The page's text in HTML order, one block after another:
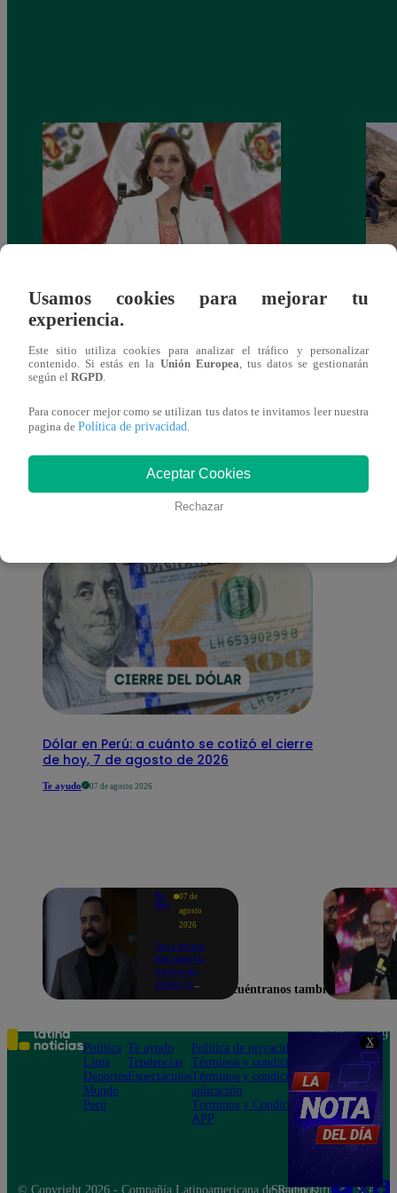
X
Congreso: proponen que el aumento del
salario presidencial se aplique desde 2026
También te puede
interesar
Dólar en Perú: a cuánto se cotizó el cierre
de hoy, 7 de agosto de 2026
Te ayudo 07 de agosto 2026
Yo
Soy
07 de
agosto
2026
"En Latina
me siento
como en
casa, lo
emocionado
por estreno
de Yo Soy
2026
Usamos cookies para mejorar tu
experiencia.
Este sitio utiliza cookies para analizar el tráfico y personalizar
contenido. Si estás en la Unión Europea, tus datos se gestionarán
según el RGPD.
Para conocer mejor como se utilizan tus datos te invitamos leer nuestra
pagina de Política de privacidad.
Aceptar Cookies
Rechazar
Encuéntranos también en
Política
Lima
Deportes
Mundo
Perú
Te ayudo
Tendencias
Espectáculos
Política de privacidad
Términos y condiciones
Términos y condiciones
aplicación
Términos y Condiciones
APP
Teléfono: 219
Av. San
Felipe 968
Jesús María
© Copyright 2026 - Compañía Latinoamericana de Radio Difusión S.A.
Síguenos